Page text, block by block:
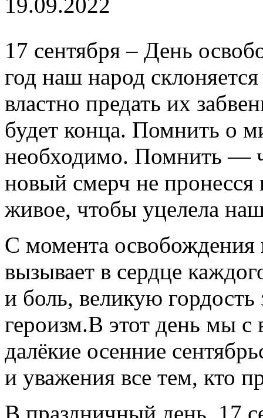
17 сентября – День
год наш народ
властно предать их
будет конца. Помнить о
необходимо. Помнить —
новый смерч не пронесся
живое, чтобы уцелела
С момента освобождения
вызывает в сердце
и боль, великую
героизм.В этот день мы
далёкие осенние
и уважения все тем, кто
В праздничный день, 17